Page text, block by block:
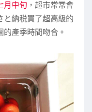
月中旬 ，超市常常會
と納税買了超高級的
產季時間吻合。